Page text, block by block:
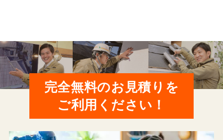
完全無料のお見積りを
ご利用ください！